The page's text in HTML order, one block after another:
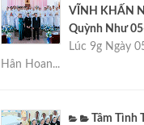
VĨNH KHẤN
Quỳnh Như
Lúc 9g Ngày
Hân Hoan...
Tâm Tình